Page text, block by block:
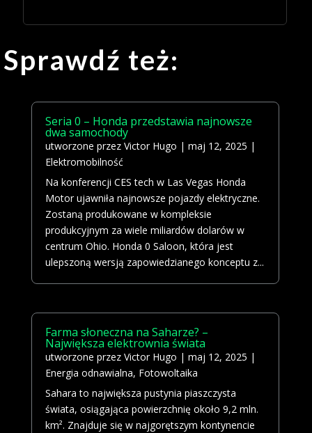
Sprawdź też:
Seria 0 – Honda przedstawia najnowsze
dwa samochody
utworzone przez Victor Hugo | maj 12, 2025 |
Elektromobilność
Na konferencji CES tech w Las Vegas Honda
Motor ujawniła najnowsze pojazdy elektryczne.
Zostaną produkowane w kompleksie
produkcyjnym za wiele miliardów dolarów w
centrum Ohio. Honda 0 Saloon, która jest
ulepszoną wersją zapowiedzianego konceptu z...
Farma słoneczna na Saharze? –
Największa elektrownia świata
utworzone przez Victor Hugo | maj 12, 2025 |
Energia odnawialna, Fotowoltaika
Sahara to największa pustynia piaszczysta
świata, osiągająca powierzchnię około 9,2 mln.
km². Znajduje się w najgorętszym kontynencie